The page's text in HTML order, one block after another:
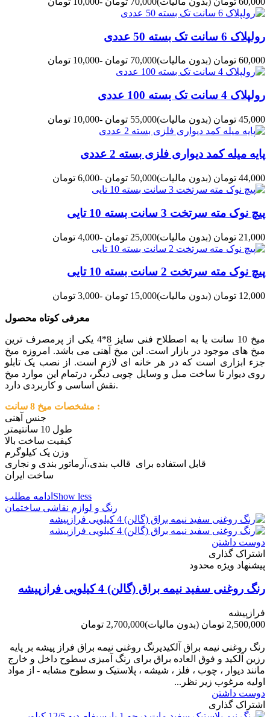
رولپلاک 6 سانت تک بسته 50 عددی
60,000 تومان (بدون مالیات)70,000 تومان -10,000 تومان
رولپلاک 4 سانت تک بسته 100 عددی
45,000 تومان (بدون مالیات)55,000 تومان -10,000 تومان
پایه میله کمد دیواری فلزی بسته 2 عددی
44,000 تومان (بدون مالیات)50,000 تومان -6,000 تومان
پیچ نوک مته سرتخت 3 سانت بسته 10 تایی
21,000 تومان (بدون مالیات)25,000 تومان -4,000 تومان
پیچ نوک مته سرتخت 2 سانت بسته 10 تایی
12,000 تومان (بدون مالیات)15,000 تومان -3,000 تومان
معرفی کوتاه محصول
میخ 10 سانت یا به اصطلاح فنی سایز 8*4 یکی از پرمصرف ترین
میخ های موجود در بازار است. این میخ آهنی می باشد. امروزه میخ
جزء ابزاری است که در هر خانه ای لازم است. از نصب یک تابلو
روی دیوار تا ساخت مبل و وسایل چوبی دیگر، درتمام این موارد میخ
نقش اساسی و کاربردی دارد.
مشخصات میخ 8 سانت :
جنس آهنی
طول 10 سانتیمتر
کیفیت ساخت بالا
وزن یک کیلوگرم
قابل استفاده برای قالب بندی،آرماتور بندی و نجاری
ساخت ایران
ادامه مطلب Show less
رنگ و لوازم نقاشی ساختمان
دوست داشتن
اشتراک گذاری
پیشنهاد ویژه محدود
رنگ روغنی سفید نیمه براق (گالن) 4 کیلویی فرازپیشه
فرازپیشه
2,500,000 تومان
(بدون مالیات)2,700,000 تومان
رنگ روغنی نیمه براق آلکیدیرنگ روغنی نیمه براق فراز پیشه بر پایه
رزین آلکید و فوق العاده براق برای رنگ آمیزی سطوح داخل و خارج
مانند دیوار ، چوب ، فلز ، شیشه ، پلاستیک و سطوح مشابه - از مواد
اولیه مرغوب زیر نظر...
دوست داشتن
اشتراک گذاری